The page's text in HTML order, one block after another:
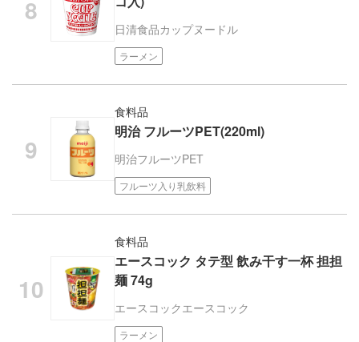
日清食品カップヌードル
ラーメン
食料品
明治 フルーツPET(220ml)
明治フルーツPET
フルーツ入り乳飲料
食料品
エースコック タテ型 飲み干す一杯 担担
麺 74g
エースコックエースコック
ラーメン